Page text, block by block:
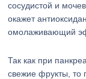
сосудистой и
окажет
омолаживающий
Так как при
свежие фрукты, то